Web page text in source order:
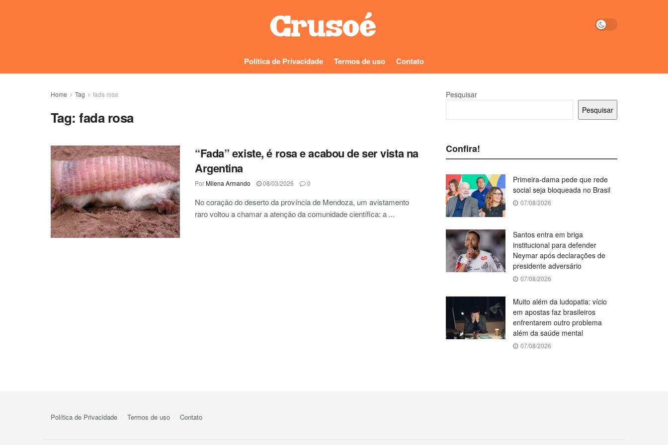
Política de Privacidade Termos de uso Contato
Home Tag fada rosa
Tag:fada rosa
“Fada” existe, é rosa e acabou de ser vista na
Argentina
PorMilena Armando 08/03/2026 0
No coração do deserto da província de Mendoza, um avistamento
raro voltou a chamar a atenção da comunidade científica: a ...
Pesquisar
Pesquisar
Confira!
Primeira-dama pede que rede
social seja bloqueada no Brasil
07/08/2026
Santos entra em briga
institucional para defender
Neymar após declarações de
presidente adversário
07/08/2026
Muito além da ludopatia: vício
em apostas faz brasileiros
enfrentarem outro problema
além da saúde mental
07/08/2026
Política de Privacidade Termos de uso Contato